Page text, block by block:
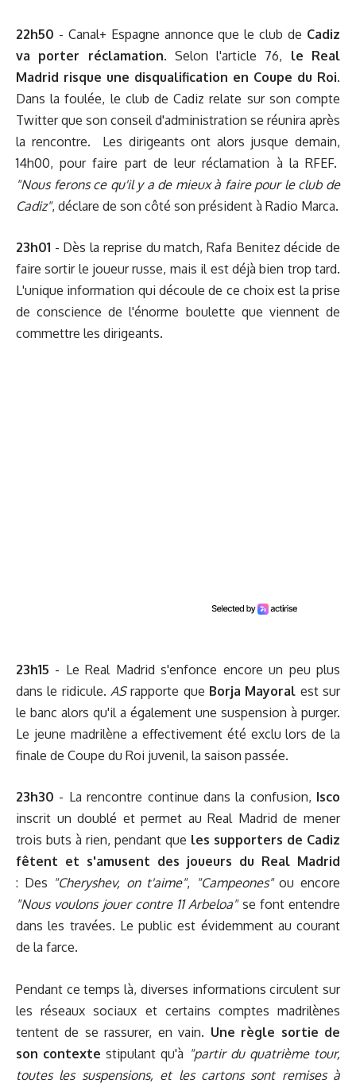
22h50 - Canal+ Espagne annonce que le club de Cadiz
va porter réclamation. Selon l'article 76, le Real
Madrid risque une disqualification en Coupe du Roi.
Dans la foulée, le club de Cadiz relate sur son compte
Twitter que son conseil d'administration se réunira après
la rencontre. Les dirigeants ont alors jusque demain,
14h00, pour faire part de leur réclamation à la RFEF.
"Nous ferons ce qu'il y a de mieux à faire pour le club de
Cadiz", déclare de son côté son président à Radio Marca.
23h01 - Dès la reprise du match, Rafa Benitez décide de
faire sortir le joueur russe, mais il est déjà bien trop tard.
L'unique information qui découle de ce choix est la prise
de conscience de l'énorme boulette que viennent de
commettre les dirigeants.
23h15 - Le Real Madrid s'enfonce encore un peu plus
dans le ridicule. ASrapporte que Borja Mayoral est sur
le banc alors qu'il a également une suspension à purger.
Le jeune madrilène a effectivement été exclu lors de la
finale de Coupe du Roi juvenil, la saison passée.
23h30 - La rencontre continue dans la confusion, Isco
inscrit un doublé et permet au Real Madrid de mener
trois buts à rien, pendant que les supporters de Cadiz
fêtent et s'amusent des joueurs du Real Madrid
: Des "Cheryshev, on t'aime", "Campeones"ou encore
"Nous voulons jouer contre 11 Arbeloa"se font entendre
dans les travées. Le public est évidemment au courant
de la farce.
Pendant ce temps là, diverses informations circulent sur
les réseaux sociaux et certains comptes madrilènes
tentent de se rassurer, en vain. Une règle sortie de
son contexte stipulant qu'à "partir du quatrième tour,
toutes les suspensions, et les cartons sont remises à